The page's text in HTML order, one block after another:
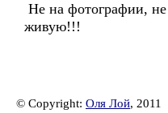
Не на фотографии,
живую!!!
© Copyright: Оля Лой, 2011